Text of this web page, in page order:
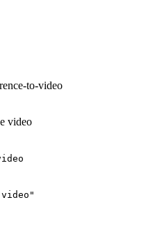
to-video
video